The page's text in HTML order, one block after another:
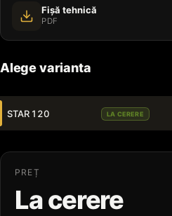
Fișă tehnică
PDF
Alege varianta
STAR 120 LA CERERE
PREȚ
La cerere